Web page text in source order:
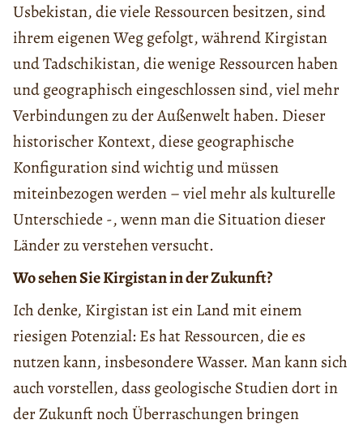
Usbekistan, die viele Ressourcen besitzen, sind
ihrem eigenen Weg gefolgt, während Kirgistan
und Tadschikistan, die wenige Ressourcen haben
und geographisch eingeschlossen sind, viel mehr
Verbindungen zu der Außenwelt haben. Dieser
historischer Kontext, diese geographische
Konfiguration sind wichtig und müssen
miteinbezogen werden – viel mehr als kulturelle
Unterschiede -, wenn man die Situation dieser
Länder zu verstehen versucht.
Wo sehen Sie Kirgistan in der Zukunft?
Ich denke, Kirgistan ist ein Land mit einem
riesigen Potenzial: Es hat Ressourcen, die es
nutzen kann, insbesondere Wasser. Man kann sich
auch vorstellen, dass geologische Studien dort in
der Zukunft noch Überraschungen bringen